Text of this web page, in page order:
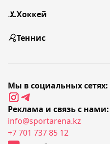
Хоккей
Теннис
Мы в социальных сетях:
Реклама и связь с нами:
info@sportarena.kz
+7 701 737 85 12